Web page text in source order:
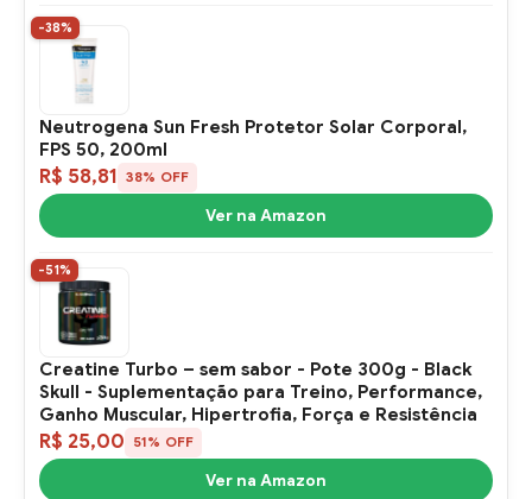
-38%
Neutrogena Sun Fresh Protetor Solar Corporal,
FPS 50, 200ml
R$ 58,81 38% OFF
Ver na Amazon
-51%
Creatine Turbo – sem sabor - Pote 300g - Black
Skull - Suplementação para Treino, Performance,
Ganho Muscular, Hipertrofia, Força e Resistência
R$ 25,00 51% OFF
Ver na Amazon